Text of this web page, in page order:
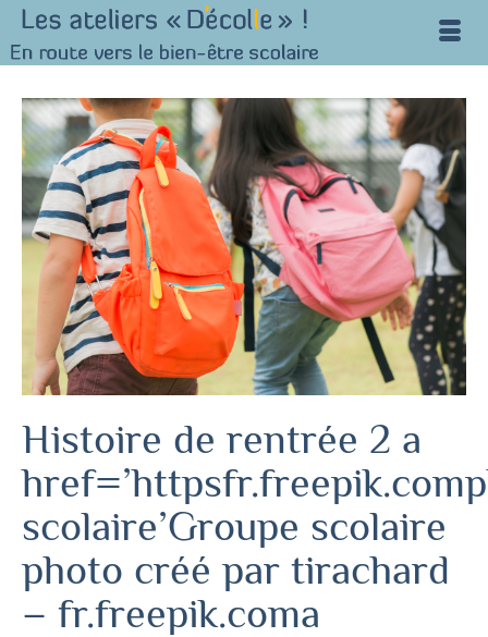
Histoire de rentrée 2 a
scolaire’Groupe scolaire
photo créé par tirachard
– fr.freepik.coma